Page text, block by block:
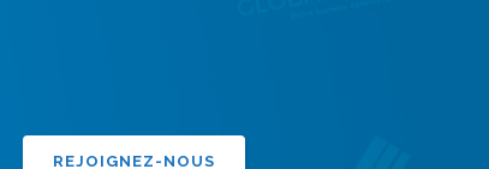
REJOIGNEZ-NOUS